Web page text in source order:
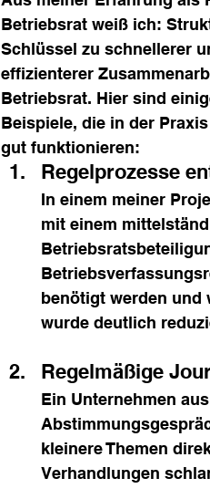
Betriebsrat weiß ich:
Schlüssel zu schnellerer
effizienterer
Betriebsrat. Hier sind
Beispiele, die in der
gut funktionieren:
Regelprozesse
In einem meiner
mit einem
benötigt werden und
wurde deutlich
Regelmäßige
Ein Unternehmen
kleinere Themen
Verhandlungen